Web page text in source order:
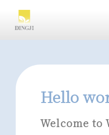
Hello
Welcome